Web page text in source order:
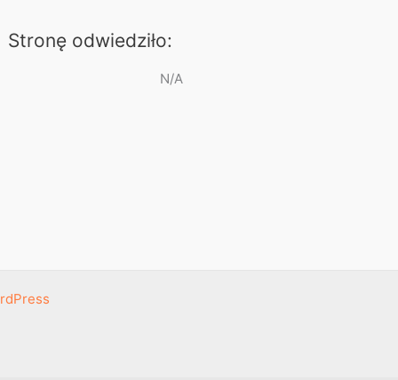
Stronę odwiedziło:
N/A